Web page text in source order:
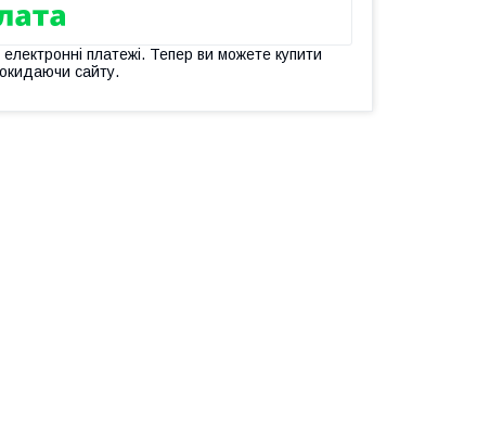
електронні платежі. Тепер ви можете купити
сайту.